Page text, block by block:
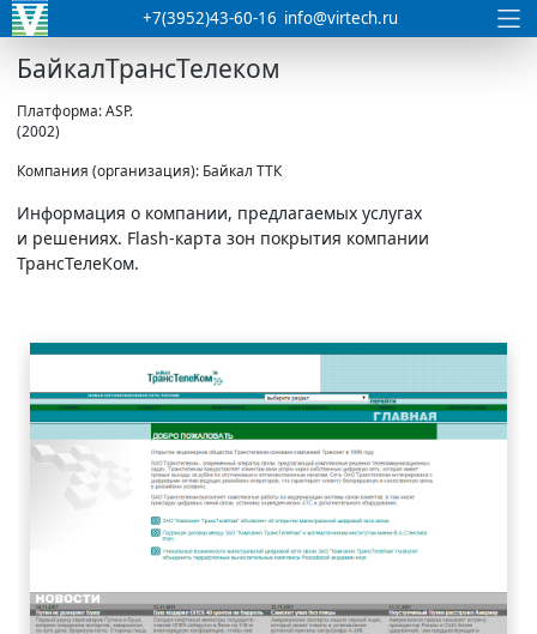
+7(3952)43-60-16 info@virtech.ru
БайкалТрансТелеком
Платформа: ASP.
(2002)
Компания (организация): Байкал ТТК
Информация о компании, предлагаемых услугах
и решениях. Flash-карта зон покрытия компании
ТрансТелеКом.